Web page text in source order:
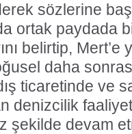
sözlerine
ortak paydada
belirtip, Mert’e
daha
ticaretinde ve
denizcilik
şekilde devam